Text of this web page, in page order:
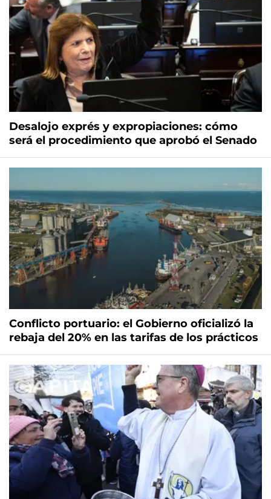
Desalojo exprés y expropiaciones: cómo
será el procedimiento que aprobó el Senado
Conflicto portuario: el Gobierno oficializó la
rebaja del 20% en las tarifas de los prácticos